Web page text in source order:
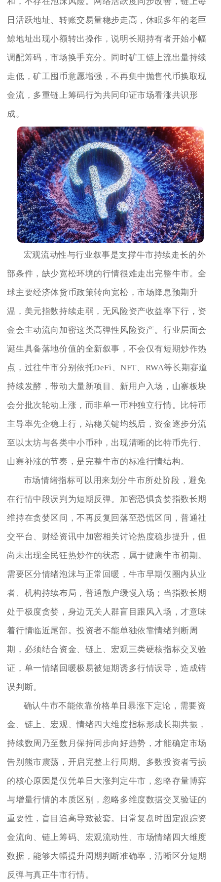
日活跃地址、转账交易量稳步走高，休眠多年的老巨
鲸地址出现小额转出操作，说明长期持有者开始小幅
调配筹码，市场换手充分。同时矿工链上流出量持续
走低，矿工囤币意愿增强，不再集中抛售代币换取现
金流，多重链上筹码行为共同印证市场看涨共识形
成。
宏观流动性与行业叙事是支撑牛市持续走长的外
部条件，缺少宽松环境的行情很难走出完整牛市。全
球主要经济体货币政策转向宽松，市场降息预期升
温，美元指数持续走弱，无风险资产收益率下行，资
金会主动流向加密这类高弹性风险资产。行业层面会
诞生具备落地价值的全新叙事，不会仅有短期炒作热
点，过往牛市分别依托DeFi、NFT、RWA等长期赛道
持续发酵，带动大量新项目、新用户入场，山寨板块
会分批次轮动上涨，而非单一币种独立行情。比特币
主导率先企稳上行，站稳关键均线后，资金逐步分流
至以太坊与各类中小币种，出现清晰的比特币先行、
山寨补涨的节奏，是完整牛市的标准行情结构。
市场情绪指标可以用来划分牛市所处阶段，避免
在行情中段误判为短期反弹。加密恐惧贪婪指数长期
维持在贪婪区间，不再反复回落至恐慌区间，普通社
交平台、财经资讯中加密相关讨论热度稳步提升，但
尚未出现全民狂热炒作的状态，属于健康牛市初期。
需要区分情绪泡沫与正常回暖，牛市早期仅圈内从业
者、机构持续布局，普通散户缓慢入场；当指数长期
处于极度贪婪，身边无关人群盲目跟风入场，才意味
着行情临近尾部。投资者不能单独依靠情绪判断周
期，必须结合资金、链上、宏观三类硬核指标交叉验
证，单一情绪回暖极易被短期诱多行情误导，造成错
误判断。
确认牛市不能依靠价格单日暴涨下定论，需要资
金、链上、宏观、情绪四大维度指标形成长期共振，
持续数周乃至数月保持同步向好趋势，才能确定市场
告别熊市震荡，开启完整上行周期。多数投资者亏损
的核心原因是仅凭单日大涨判定牛市，忽略存量博弈
与增量行情的本质区别，忽略多维度数据交叉验证的
重要性，盲目追高导致被套。日常复盘时固定跟踪资
金流向、链上筹码、宏观流动性、市场情绪四大维度
数据，能够大幅提升周期判断准确率，清晰区分短期
反弹与真正牛市行情。